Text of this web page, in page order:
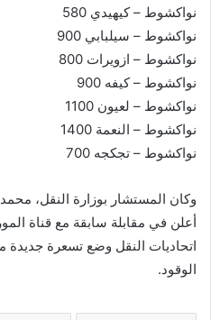
نواكشوط – كيهيدي 580
نواكشوط – سيلبابي 900
نواكشوط – ازويرات 800
نواكشوط – كيفه 900
نواكشوط – لعيون 1100
نواكشوط – النعمة 1400
نواكشوط – تجكجه 700
وكان المستشار بوزارة النقل، محمد
أعلن في مقابلة سابقة مع قناة
اتحاديات النقل وضع تسعرة جديدة
الوقود.